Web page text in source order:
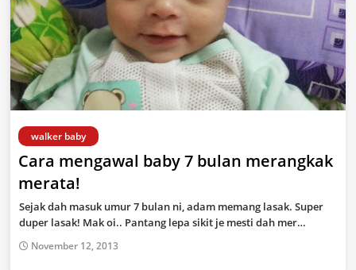
walker baby
Cara mengawal baby 7 bulan merangkak
merata!
Sejak dah masuk umur 7 bulan ni, adam memang lasak. Super
duper lasak! Mak oi.. Pantang lepa sikit je mesti dah mer…
November 12, 2013